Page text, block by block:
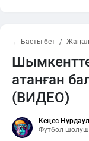
← Басты бет
атанған
(ВИДЕО)
Кеңес
Футбол